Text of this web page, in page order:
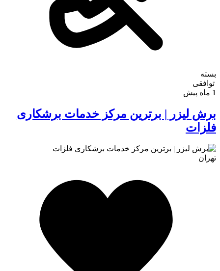
بسته
توافقی
برش لیزر | برترین مرکز خدمات برشکاری
فلزات
تهران